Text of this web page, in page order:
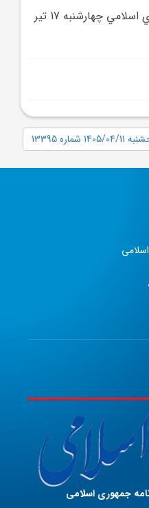
شماره آينده روزنامه جمهوري اسلامي چهارشنبه 17 تير
13395
جمهوری اسلامی